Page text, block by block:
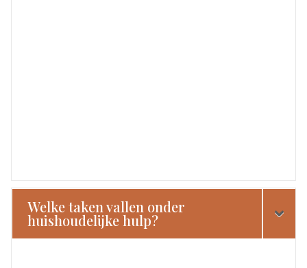
Welke taken vallen onder
huishoudelijke hulp?